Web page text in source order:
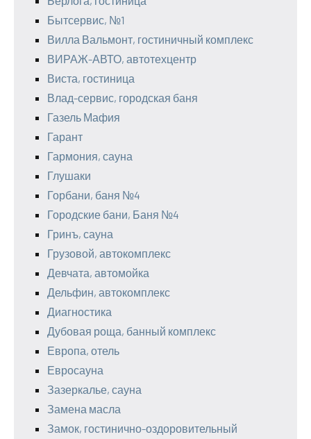
Бытсервис, №1
Вилла Вальмонт, гостиничный комплекс
ВИРАЖ-АВТО, автотехцентр
Виста, гостиница
Влад-сервис, городская баня
Газель Мафия
Гарант
Гармония, сауна
Глушаки
Горбани, баня №4
Городские бани, Баня №4
Гринъ, сауна
Грузовой, автокомплекс
Девчата, автомойка
Дельфин, автокомплекс
Диагностика
Дубовая роща, банный комплекс
Европа, отель
Евросауна
Зазеркалье, сауна
Замена масла
Замок, гостинично-оздоровительный